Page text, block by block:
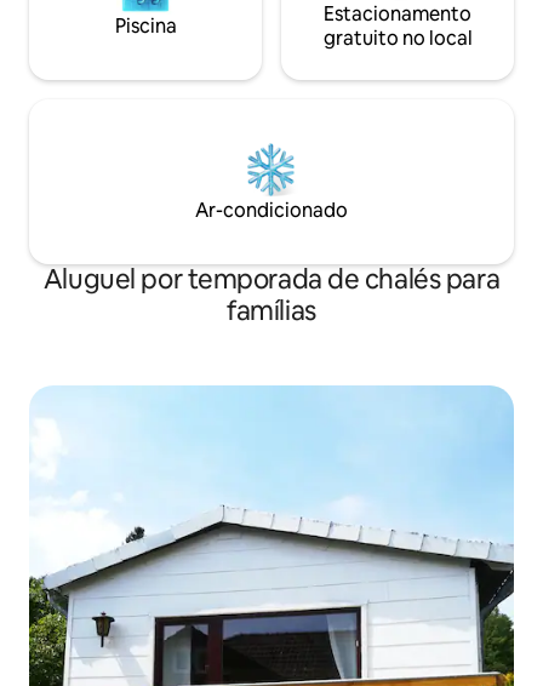
Piscina
Estacionamento
gratuito no local
Ar-condicionado
Aluguel por temporada de chalés para
famílias